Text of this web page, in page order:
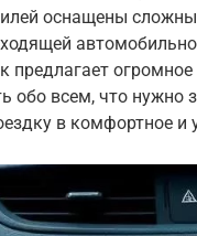
оснащены
обо всем, что
в комфортное и